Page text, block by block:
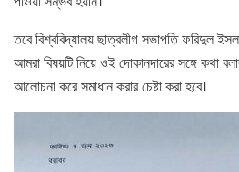
তবে বিশ্ববিদ্যালয় ছাত্রলীগ সভাপতি ফরিদুল
আমরা বিষয়টি নিয়ে ওই দোকানদারের সঙ্গে কথা
আলোচনা করে সমাধান করার চেষ্টা করা হবে।